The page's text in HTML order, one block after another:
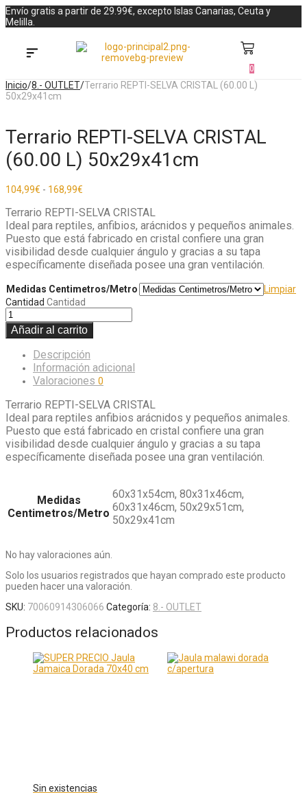
Envío gratis a partir de 29.99€, excepto Islas Canarias, Ceuta y
Melilla.
0
Inicio/8.- OUTLET/Terrario REPTI-SELVA CRISTAL (60.00 L)
50x29x41cm
Terrario REPTI-SELVA CRISTAL
(60.00 L) 50x29x41cm
104,99€ - 168,99€
Terrario REPTI-SELVA CRISTAL
Ideal para reptiles, anfibios, arácnidos y pequeños animales.
Puesto que está fabricado en cristal confiere una gran
visibilidad desde cualquier ángulo y gracias a su tapa
específicamente diseñada posee una gran ventilación.
Medidas Centimetros/Metro
Limpiar
Cantidad Cantidad
Añadir al carrito
Descripción
Información adicional
Valoraciones 0
Terrario REPTI-SELVA CRISTAL
Ideal para reptiles anfibios arácnidos y pequeños animales.
Puesto que está fabricado en cristal confiere una gran
visibilidad desde cualquier ángulo y gracias a su tapa
específicamente diseñada posee una gran ventilación.
Medidas
Centimetros/Metro
60x31x54cm, 80x31x46cm,
60x31x46cm, 50x29x51cm,
50x29x41cm
No hay valoraciones aún.
Solo los usuarios registrados que hayan comprado este producto
pueden hacer una valoración.
SKU: 70060914306066 Categoría: 8.- OUTLET
Productos relacionados